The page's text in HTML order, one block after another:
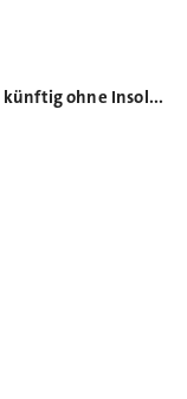
Sanierungsmaßnahmen künftig ohne Insolvenzverfahren möglich